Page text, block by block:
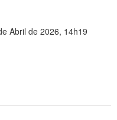
Abril de 2026, 14h19